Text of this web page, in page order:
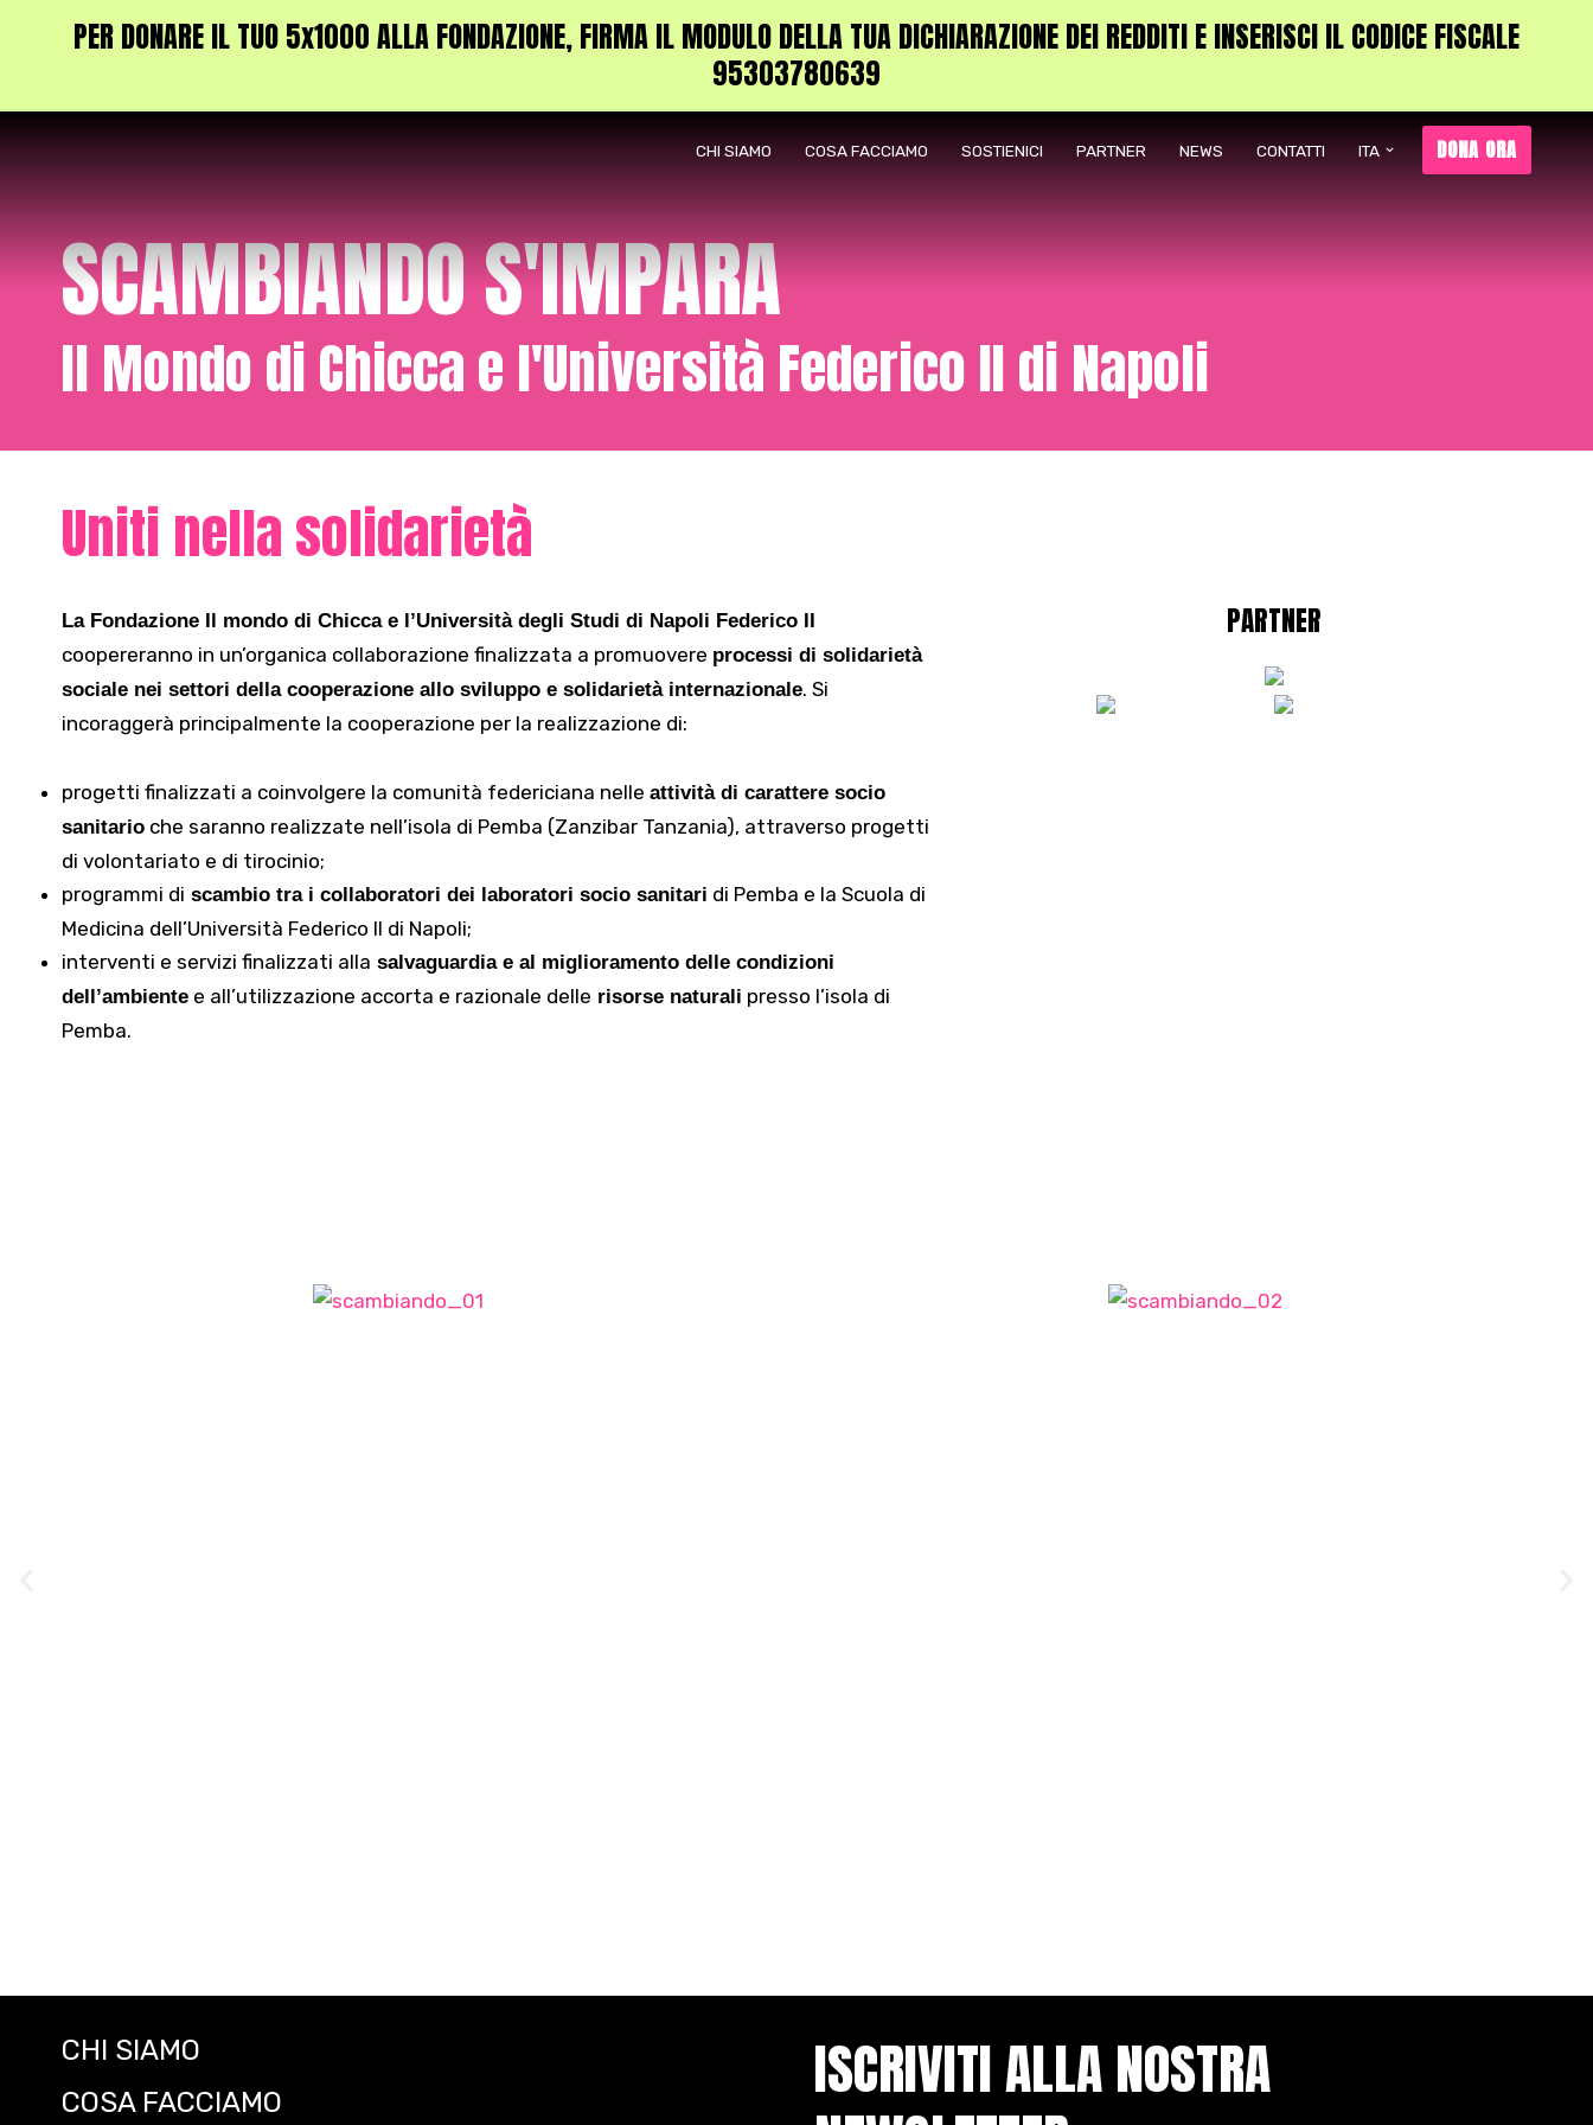
PER DONARE IL TUO 5x1000 ALLA FONDAZIONE, FIRMA IL MODULO DELLA TUA DICHIARAZIONE DEI REDDITI E INSERISCI IL CODICE FISCALE
95303780639
CHI SIAMO COSA FACCIAMO SOSTIENICI PARTNER NEWS CONTATTI ITA DONA ORA
SCAMBIANDO S'IMPARA
Il Mondo di Chicca e l'Università Federico II di Napoli
Uniti nella solidarietà
La Fondazione Il mondo di Chicca e l’Università degli Studi di Napoli Federico II
coopereranno in un’organica collaborazione finalizzata a promuovere processi di solidarietà
sociale nei settori della cooperazione allo sviluppo e solidarietà internazionale. Si
incoraggerà principalmente la cooperazione per la realizzazione di:
progetti finalizzati a coinvolgere la comunità federiciana nelle attività di carattere socio
sanitario che saranno realizzate nell’isola di Pemba (Zanzibar Tanzania), attraverso progetti
di volontariato e di tirocinio;
programmi di scambio tra i collaboratori dei laboratori socio sanitari di Pemba e la Scuola di
Medicina dell’Università Federico II di Napoli;
interventi e servizi finalizzati alla salvaguardia e al miglioramento delle condizioni
dell’ambiente e all’utilizzazione accorta e razionale delle risorse naturali presso l’isola di
Pemba.
PARTNER
CHI SIAMO
COSA FACCIAMO
ISCRIVITI ALLA NOSTRA